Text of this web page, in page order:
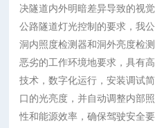
决隧道内外明暗差异导致的视
公路隧道灯光控制的要求，我
洞内照度检测器和洞外亮度检
恶劣的工作环境地要求，具有
技术，数字化运行，安装调试
口的光亮度，并自动调整内部
性和能源效率，确保驾驶安全